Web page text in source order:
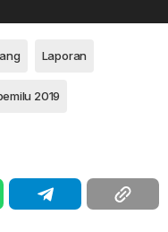
Laporan
2019